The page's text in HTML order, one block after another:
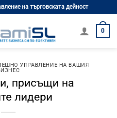
на търговската дейност
0
УПРАВЛЕНИЕ НА ВАШИЯ
присъщи на
лидери